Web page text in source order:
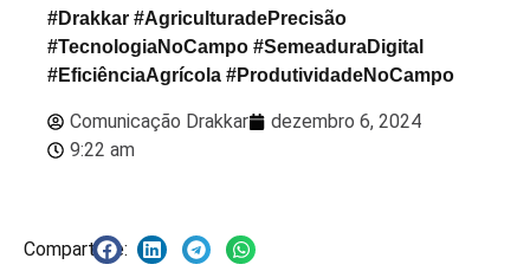
#Drakkar #AgriculturadePrecisão
#TecnologiaNoCampo #SemeaduraDigital
#EficiênciaAgrícola #ProdutividadeNoCampo
Comunicação Drakkar
dezembro 6, 2024
9:22 am
Compartilhe: